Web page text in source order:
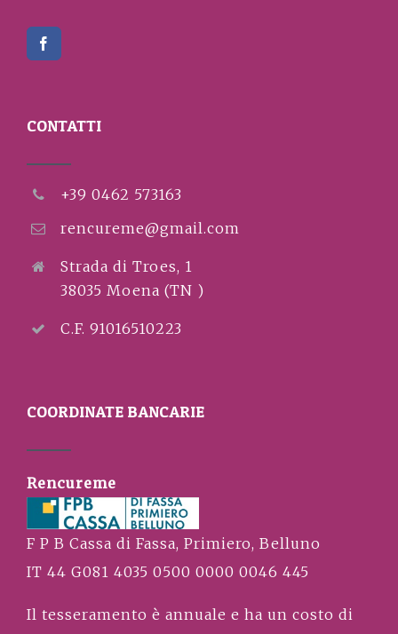
CONTATTI
+39 0462 573163
rencureme@gmail.com
Strada di Troes, 1
38035 Moena (TN )
C.F. 91016510223
COORDINATE BANCARIE
Rencureme
F P B Cassa di Fassa, Primiero, Belluno
IT 44 G081 4035 0500 0000 0046 445
Il tesseramento è annuale e ha un costo di